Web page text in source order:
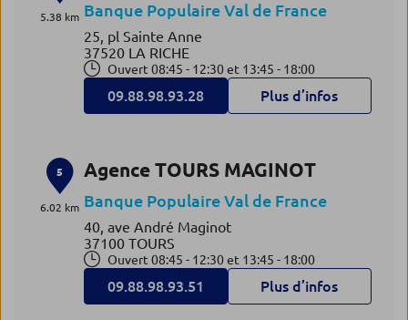
5.38 km Banque Populaire Val de France
25, pl Sainte Anne
37520 LA RICHE
Ouvert 08:45 - 12:30 et 13:45 - 18:00
09.88.98.93.28 Plus d’infos
5
6.02 km
Agence TOURS MAGINOT
Banque Populaire Val de France
40, ave André Maginot
37100 TOURS
Ouvert 08:45 - 12:30 et 13:45 - 18:00
09.88.98.93.51 Plus d’infos